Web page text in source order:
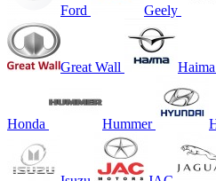
Ford Geely
Great Wall Haima
Honda Hummer